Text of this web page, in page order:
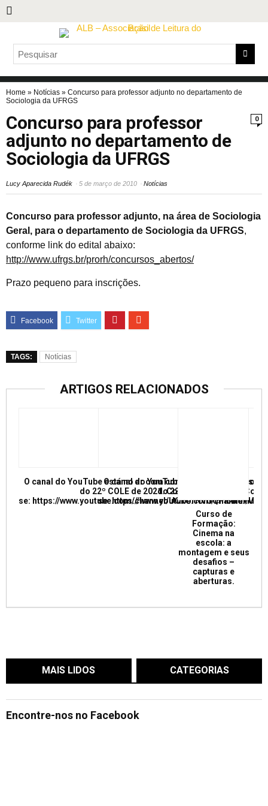
Home » Notícias » Concurso para professor adjunto no departamento de
Sociologia da UFRGS
0
Concurso para professor
adjunto no departamento de
Sociologia da UFRGS
Lucy Aparecida Rudék 5 de março de 2010 Notícias
Concurso para professor adjunto, na área de Sociologia
Geral, para o departamento de Sociologia da UFRGS,
conforme link do edital abaixo:
http://www.ufrgs.br/prorh/concursos_abertos/
Prazo pequeno para inscrições.
TAGS: Notícias
ARTIGOS RELACIONADOS
O canal do YouTube está no ar com conferências e mesas
do 22º COLE de 2021. Confira e inscreva
se: https://www.youtube.com/channel/
O canal do YouTube está no ar com
do 22º COLE de 2021.
se: https://www.youtube.com/channel/
Curso de
Formação:
Cinema na
escola: a
montagem e seus
desafios –
capturas e
aberturas.
MAIS LIDOS CATEGORIAS
Encontre-nos no Facebook